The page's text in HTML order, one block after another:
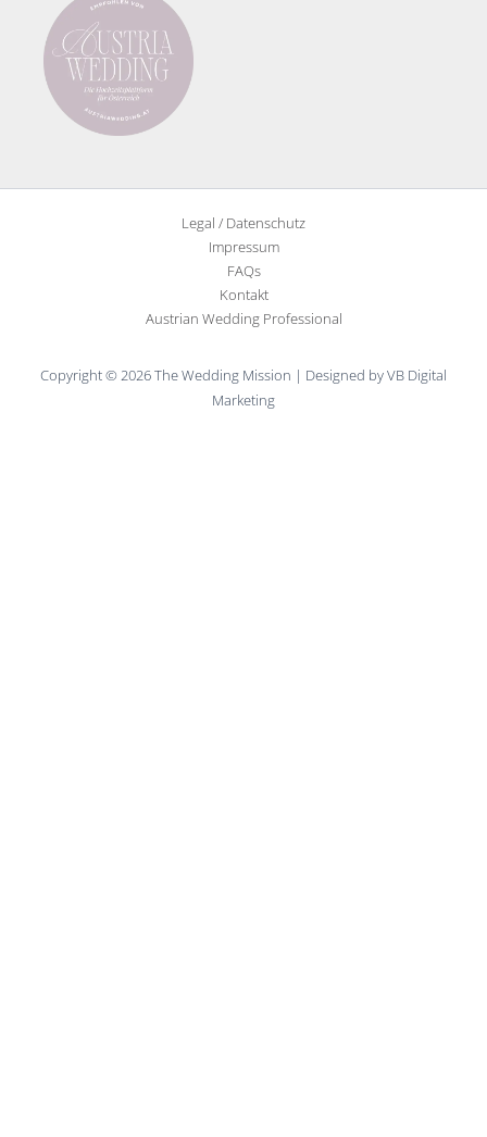
Legal / Datenschutz
Impressum
FAQs
Kontakt
Austrian Wedding Professional
Copyright © 2026 The Wedding Mission | Designed by VB Digital
Marketing